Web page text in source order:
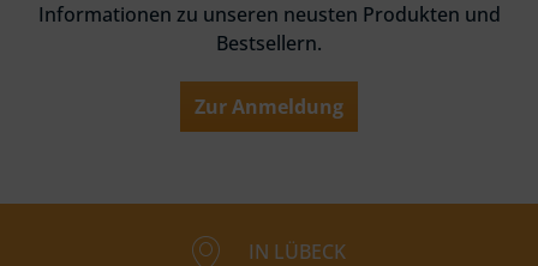
Informationen zu unseren neusten Produkten und
Bestsellern.
Zur Anmeldung
IN LÜBECK